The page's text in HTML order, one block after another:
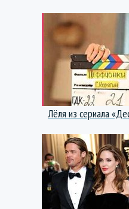
Лёля из сериала